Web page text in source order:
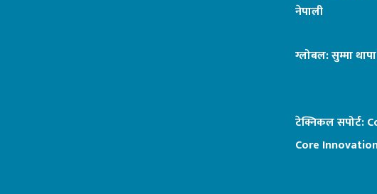
नेपाली
ग्लोबल: सुम्मा
टेक्निकल सपोर्ट:
Core